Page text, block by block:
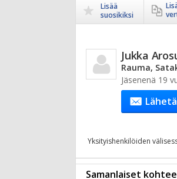
Lisää
suosikiksi
Jukka
Rauma,
Jäsenenä 19
Yksityishenkilöiden
Samanlaiset